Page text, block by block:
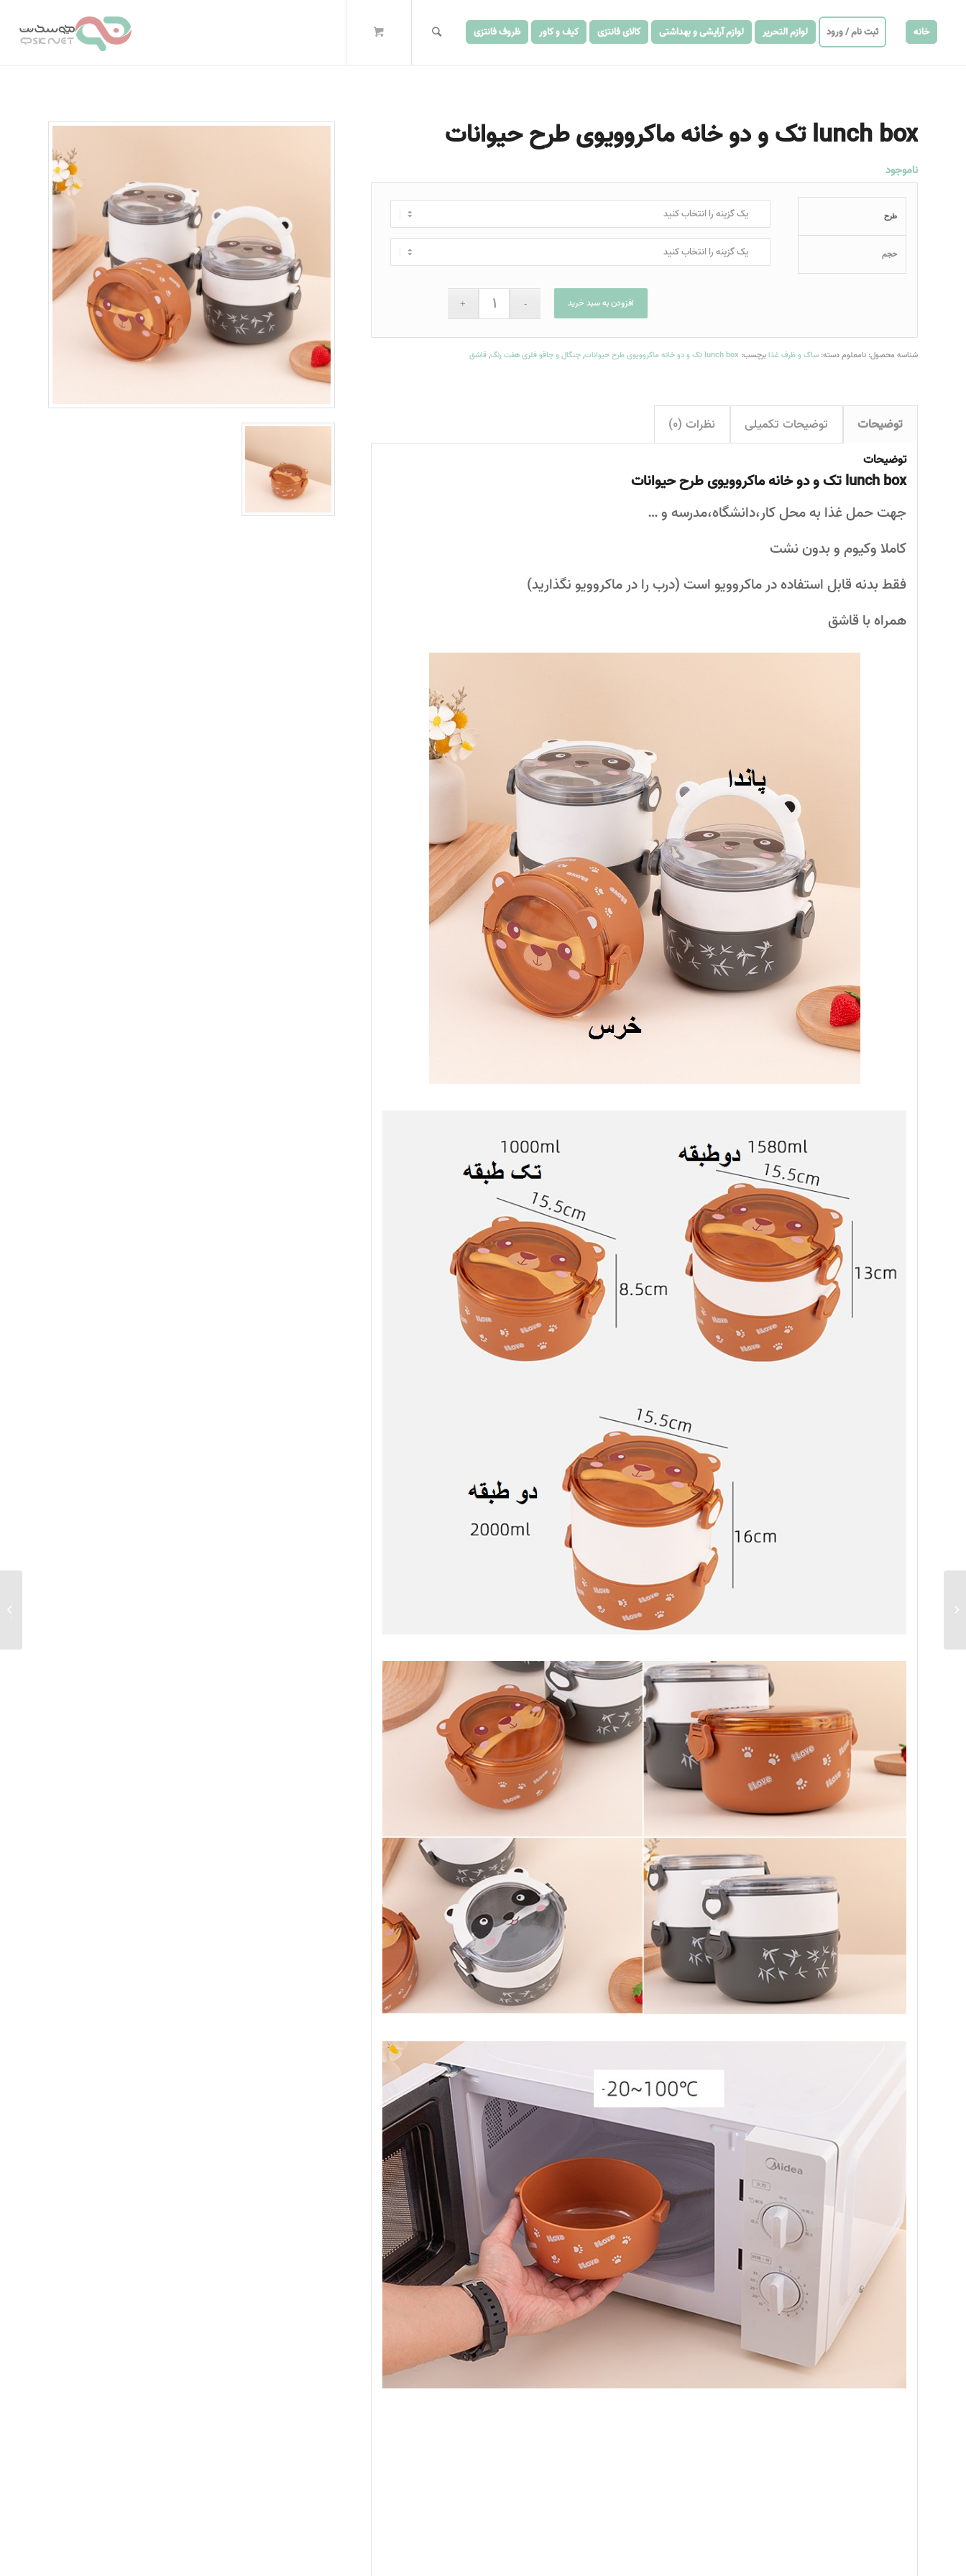
خانه ثبت نام / ورود لوازم التحریر لوازم آرایشی و بهداشتی کالای فانتزی کیف و کاور ظروف فانتزی
lunch box تک و دو خانه ماکروویوی طرح حیوانات
ناموجود
طرح
حجم
افزودن به سبد خرید
شناسه محصول: نامعلومدسته: ساک و ظرف غذابرچسب: lunch box تک و دو خانه ماکروویوی طرح حیوانات ,چنگال و چاقو فلزی هفت رنگ,قاشق
توضیحات توضیحات تکمیلی نظرات (0)
توضیحات
lunch box تک و دو خانه ماکروویوی طرح حیوانات
جهت حمل غذا به محل کار،دانشگاه،مدرسه و …
کاملا وکیوم و بدون نشت
فقط بدنه قابل استفاده در ماکروویو است (درب را در ماکروویو نگذارید)
همراه با قاشق
گربه